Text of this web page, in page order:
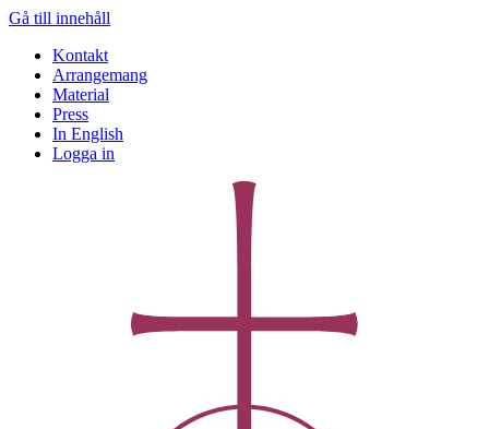
Gå till innehåll
Kontakt
Arrangemang
Material
Press
In English
Logga in